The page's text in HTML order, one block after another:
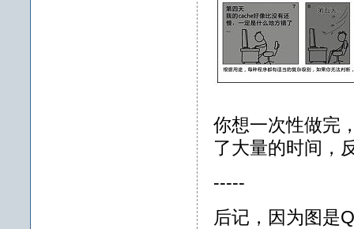
你想一次性做完
了大量的时间，
-----
后记，因为图是